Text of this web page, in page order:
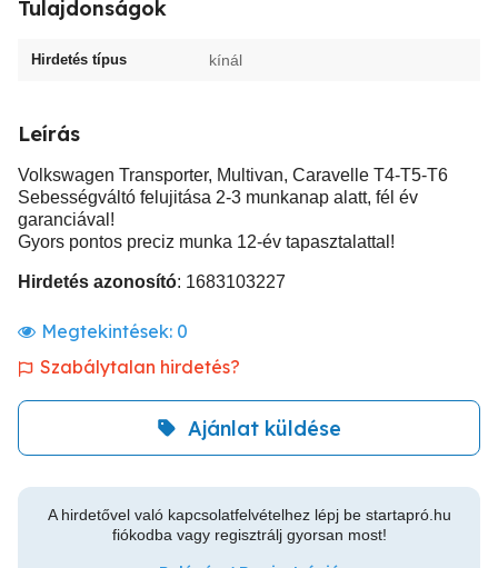
Tulajdonságok
Hirdetés típus kínál
Leírás
Volkswagen Transporter, Multivan, Caravelle T4-T5-T6
Sebességváltó felujitása 2-3 munkanap alatt, fél év
garanciával!
Gyors pontos preciz munka 12-év tapasztalattal!
Hirdetés azonosító: 1683103227
Megtekintések: 0
Szabálytalan hirdetés?
Ajánlat küldése
A hirdetővel való kapcsolatfelvételhez lépj be startapró.hu
fiókodba vagy regisztrálj gyorsan most!